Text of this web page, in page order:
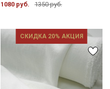
1080 руб. 1350 руб.
СКИДКА 20% АКЦИЯ